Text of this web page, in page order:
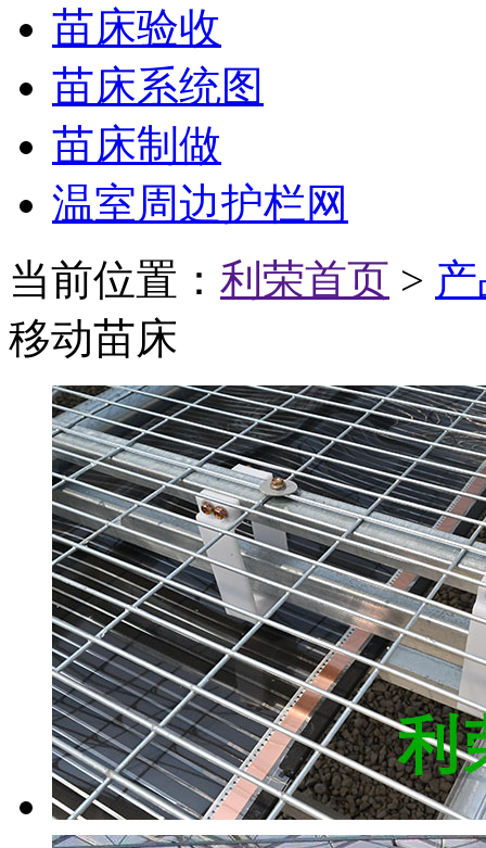
苗床验收
苗床系统图
苗床制做
温室周边护栏网
当前位置： 利荣首页 >
移动苗床